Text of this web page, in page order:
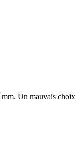
Un mauvais